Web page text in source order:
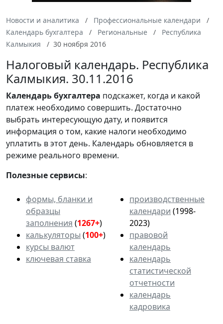
Новости и аналитика
Профессиональные календари
Календарь бухгалтера
Региональные
Республика
Калмыкия
30 ноября 2016
Налоговый календарь. Республика
Калмыкия. 30.11.2016
Календарьбухгалтера подскажет, когда и какой
платеж необходимо совершить. Достаточно
выбрать интересующую дату, и появится
информация о том, какие налоги необходимо
уплатить в этот день. Календарь обновляется в
режиме реального времени.
Полезные сервисы:
формы, бланки и
образцы
заполнения (1267+)
калькуляторы (100+)
курсы валют
ключевая ставка
производственные
календари (1998-
2023)
правовой
календарь
календарь
статистической
отчетности
календарь
кадровика